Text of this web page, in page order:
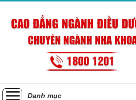
Danh mục